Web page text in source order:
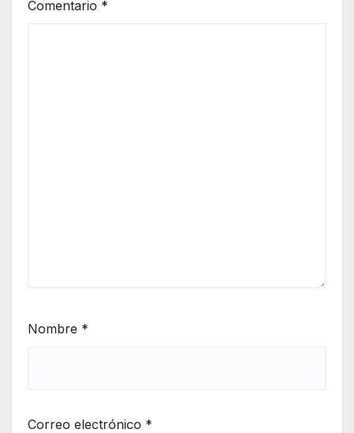
Comentario *
Nombre *
Correo electrónico *